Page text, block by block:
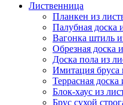
Лиственница
Планкен из
Палубная доска
Вагонка штиль
Обрезная доска
Доска пола из
Имитация бруса
Террасная
Блок-хаус из
Брус сухой